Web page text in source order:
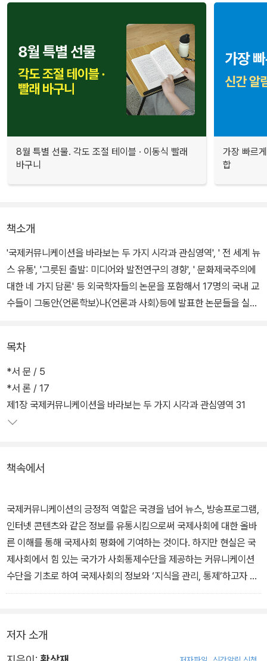
8월 특별 선물. 각도 조절 테이블 · 이동식 빨래
바구니
가장 빠르
합
책소개
'국제커뮤니케이션을 바라보는 두 가지 시각과 관심영역', ' 전 세계 뉴
스 유통', '그릇된 출발: 미디어와 발전연구의 경향', ' 문화제국주의에
대한 네 가지 담론' 등 외국학자들의 논문을 포함해서 17명의 국내 교
수들이 그동안〈언론학보〉나〈언론과 사회〉등에 발표한 논문들을 실었
목차
*서 문 / 5
*서 론 / 17
제1장 국제커뮤니케이션을 바라보는 두 가지 시각과 관심영역 31
책속에서
국제커뮤니케이션의 긍정적 역할은 국경을 넘어 뉴스, 방송프로그램,
인터넷 콘텐츠와 같은 정보를 유통시킴으로써 국제사회에 대한 올바
른 이해를 통해 국제사회 평화에 기여하는 것이다. 하지만 현실은 국
제사회에서 힘 있는 국가가 사회통제수단을 제공하는 커뮤니케이션
수단을 기초로 하여 국제사회의 정보와 ‘지식을 관리, 통제’하고자 한
다. 사회통제는 사회의 중심에서 주변부를 대상으로 이루어진다. -본
저자 소개